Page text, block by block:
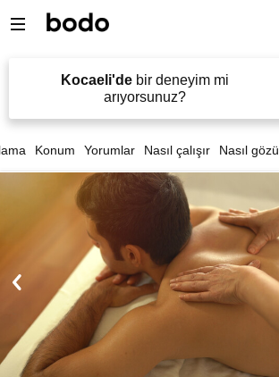
Kocaeli'debir deneyim mi
arıyorsunuz?
Konum Yorumlar Nasıl çalışır Nasıl